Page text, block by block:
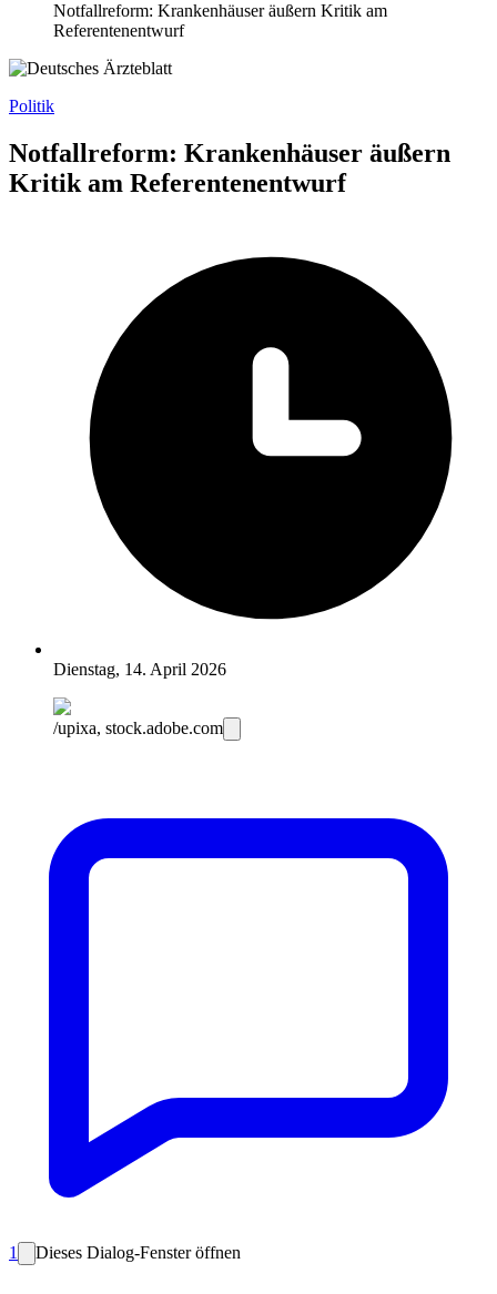
Notfallreform: Krankenhäuser äußern Kritik am
Referentenentwurf
Politik
Notfallreform: Krankenhäuser äußern
Kritik am Referentenentwurf
Dienstag, 14. April 2026
/upixa, stock.adobe.com
1 Dieses Dialog-Fenster öffnen